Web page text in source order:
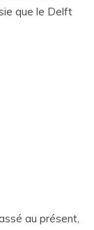
que le Delft
au présent,